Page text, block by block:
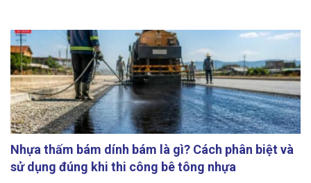
Nhựa thấm bám dính bám là gì? Cách phân biệt và
sử dụng đúng khi thi công bê tông nhựa